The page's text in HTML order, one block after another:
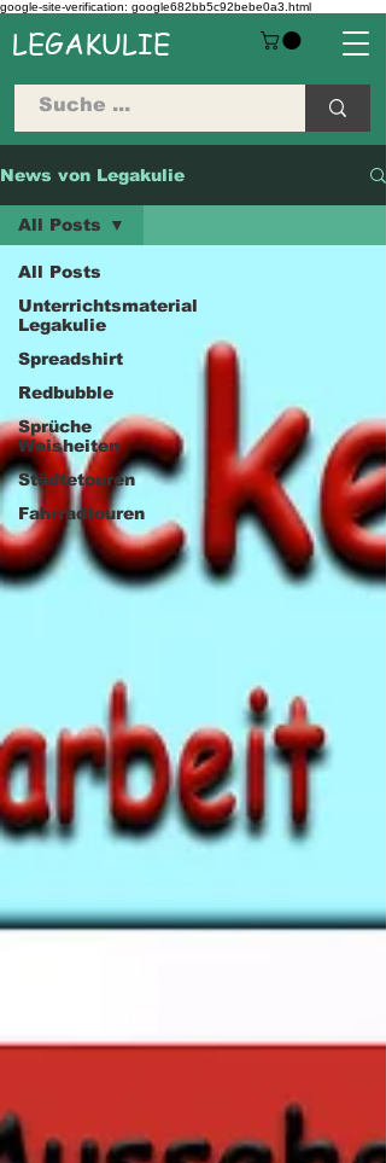
google-site-verification: google682bb5c92bebe0a3.html
LEGAKULIE
News von Legakulie
All Posts
Unterrichtsmaterial
Legakulie
Spreadshirt
Redbubble
Sprüche
Weisheiten
Städtetouren
Fahrradtouren
All Posts